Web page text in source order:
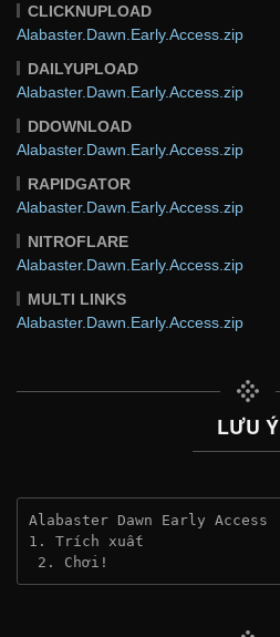
CLICKNUPLOAD
Alabaster.Dawn.Early.Access.zip
DAILYUPLOAD
Alabaster.Dawn.Early.Access.zip
DDOWNLOAD
Alabaster.Dawn.Early.Access.zip
RAPIDGATOR
Alabaster.Dawn.Early.Access.zip
NITROFLARE
Alabaster.Dawn.Early.Access.zip
MULTI LINKS
Alabaster.Dawn.Early.Access.zip
LƯU Ý
Alabaster Dawn Early Access
1. Trích xuất
2. Chơi!